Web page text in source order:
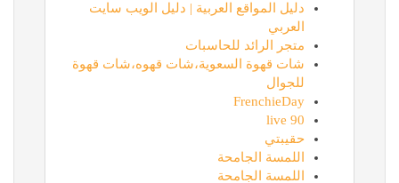
دليل المواقع العربية | دليل الويب سايت
العربي
متجر الرائد للحاسبات
شات قهوة السعوية،شات قهوه،شات قهوة
للجوال
FrenchieDay
90 live
حقيبتي
اللمسة الجامحة
اللمسة الجامحة